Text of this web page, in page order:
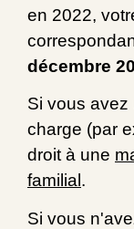
en 2022,
décembre
Si vous
charge (par
droit à une
familial .
Si vous